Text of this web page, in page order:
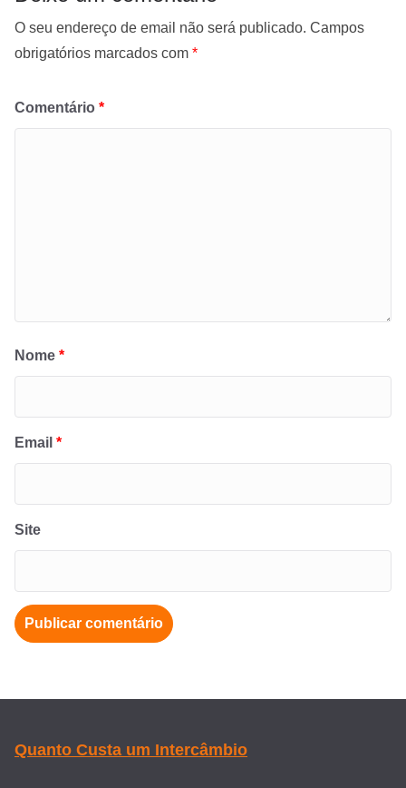
O seu endereço de email não será publicado. Campos
obrigatórios marcados com *
Comentário *
Nome *
Email *
Site
Quanto Custa um Intercâmbio